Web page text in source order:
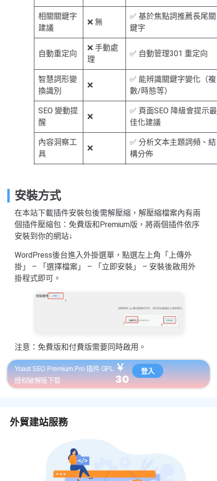
相關關鍵字
建議
❌ 無
✅ 基於焦點詞推薦長尾關
鍵字
自動重定向
❌ 手動處
理
✅ 自動管理301 重定向
智慧詞形變
換識別
❌
✅ 能辨識關鍵字變化（複
數/時態等）
SEO 變動提
醒
❌
✅ 頁面SEO 降級會提示最
佳化建議
內容洞察工
具
❌
✅ 分析文本主題詞頻、結
構分佈
安裝方式
在本站下載插件安裝包後需解壓縮，解壓縮檔案內有兩
個插件壓縮包：免費版和Premium版，將兩個插件依序
安裝到你的網站↓
WordPress後台進入外掛選單，點選左上角「上傳外
掛」 – 「選擇檔案」 – 「立即安裝」 – 安裝後啟用外
掛程式即可。
注意：免費版和付費版需要同時啟用。
Yoast SEO Premium Pro 插件 GPL
授权破解版下载
￥
30
登入
外貿建站服務